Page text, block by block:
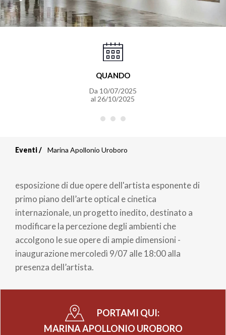
QUANDO
Da 10/07/2025
al 26/10/2025
Briciole
di
pane
Eventi Marina Apollonio Uroboro
esposizione di due opere dell'artista esponente di
primo piano dell’arte optical e cinetica
internazionale, un progetto inedito, destinato a
modificare la percezione degli ambienti che
accolgono le sue opere di ampie dimensioni -
inaugurazione mercoledì 9/07 alle 18:00 alla
presenza dell’artista.
PORTAMI QUI:
MARINA APOLLONIO UROBORO